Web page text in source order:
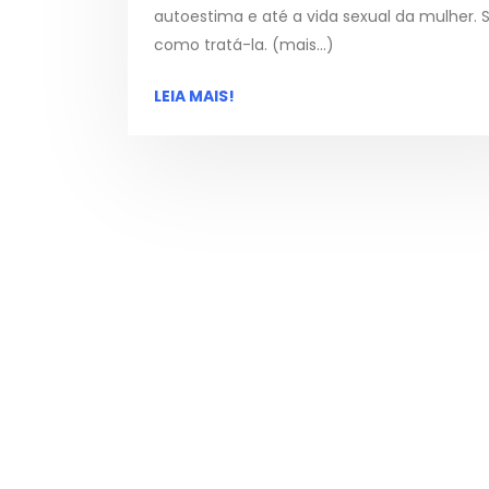
autoestima e até a vida sexual da mulher.
como tratá-la. (mais…)
LEIA MAIS!